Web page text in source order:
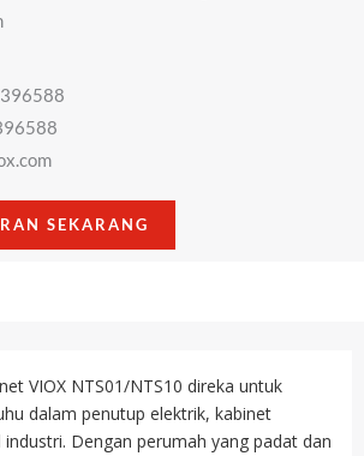
SEKARANG
VIOX NTS01/NTS10 direka untuk
dalam penutup elektrik, kabinet
Dengan perumah yang padat dan